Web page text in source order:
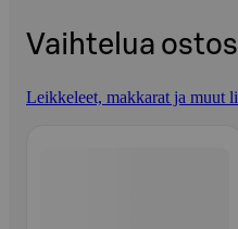
Vaihtelua
Leikkeleet, makkarat ja muut